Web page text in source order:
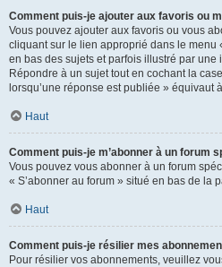
Comment puis-je ajouter aux favoris ou
Vous pouvez ajouter aux favoris ou vous
cliquant sur le lien approprié dans le menu
en bas des sujets et parfois illustré par une
Répondre à un sujet tout en cochant la
lorsqu’une réponse est publiée » équivaut
Haut
Comment puis-je m’abonner à un forum
Vous pouvez vous abonner à un forum
« S’abonner au forum » situé en bas de la
Haut
Comment puis-je résilier mes
Pour résilier vos abonnements, veuillez